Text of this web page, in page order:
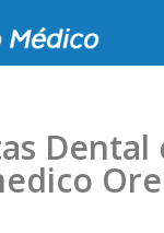
Dental